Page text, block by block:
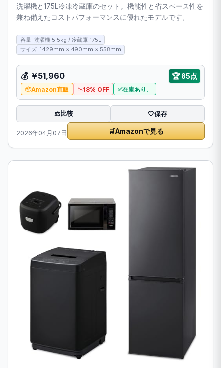
洗濯機と175L冷凍冷蔵庫のセット。機能性と省スペース性を
兼ね備えたコストパフォーマンスに優れたモデルです。
容量: 洗濯機 5.5kg / 冷蔵庫 175L
サイズ: 1429mm × 490mm × 558mm
💰 ￥51,960 🏆85点
Amazon直販 18% OFF 在庫あり。
⚖️比較 🤍保存
2026年04月07日 🛒Amazonで見る